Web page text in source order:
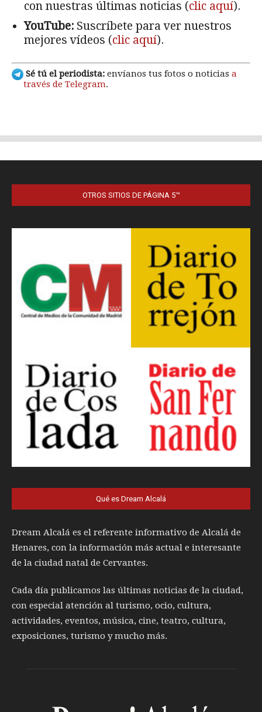
OTROS SITIOS DE PÁGINA 5™
Qué es Dream Alcalá
Dream Alcalá es el referente informativo de Alcalá de
Henares, con la información más actual e interesante
de la ciudad natal de Cervantes.
Cada día publicamos las últimas noticias de la ciudad,
con especial atención al turismo, ocio, cultura,
actividades, eventos, música, cine, teatro, cultura,
exposiciones, turismo y mucho más.